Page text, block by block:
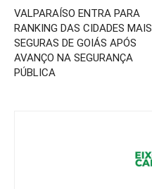
VALPARAÍSO ENTRA PARA
RANKING DAS CIDADES MAIS
SEGURAS DE GOIÁS APÓS
AVANÇO NA SEGURANÇA
PÚBLICA